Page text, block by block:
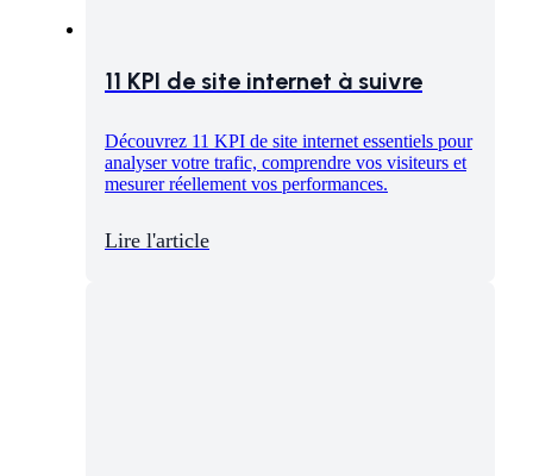
11 KPI de site internet à suivre
Découvrez 11 KPI de site internet essentiels pour
analyser votre trafic, comprendre vos visiteurs et
mesurer réellement vos performances.
Lire l'article